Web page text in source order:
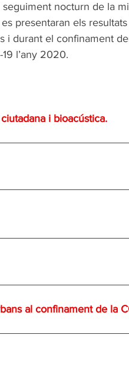
nocturn de la
presentaran els resultats
i durant el confinament
l’any 2020.
i bioacústica.
al confinament de la